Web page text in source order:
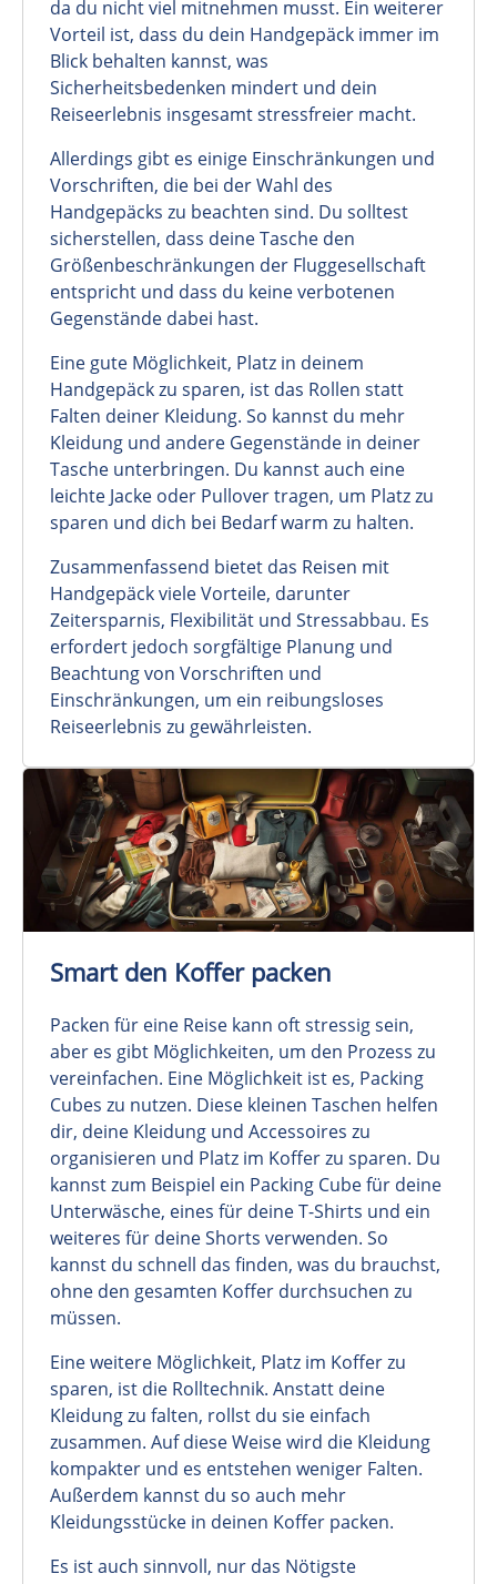
da du nicht viel mitnehmen musst. Ein weiterer
Vorteil ist, dass du dein Handgepäck immer im
Blick behalten kannst, was
Sicherheitsbedenken mindert und dein
Reiseerlebnis insgesamt stressfreier macht.
Allerdings gibt es einige Einschränkungen und
Vorschriften, die bei der Wahl des
Handgepäcks zu beachten sind. Du solltest
sicherstellen, dass deine Tasche den
Größenbeschränkungen der Fluggesellschaft
entspricht und dass du keine verbotenen
Gegenstände dabei hast.
Eine gute Möglichkeit, Platz in deinem
Handgepäck zu sparen, ist das Rollen statt
Falten deiner Kleidung. So kannst du mehr
Kleidung und andere Gegenstände in deiner
Tasche unterbringen. Du kannst auch eine
leichte Jacke oder Pullover tragen, um Platz zu
sparen und dich bei Bedarf warm zu halten.
Zusammenfassend bietet das Reisen mit
Handgepäck viele Vorteile, darunter
Zeitersparnis, Flexibilität und Stressabbau. Es
erfordert jedoch sorgfältige Planung und
Beachtung von Vorschriften und
Einschränkungen, um ein reibungsloses
Reiseerlebnis zu gewährleisten.
Smart den Koffer packen
Packen für eine Reise kann oft stressig sein,
aber es gibt Möglichkeiten, um den Prozess zu
vereinfachen. Eine Möglichkeit ist es, Packing
Cubes zu nutzen. Diese kleinen Taschen helfen
dir, deine Kleidung und Accessoires zu
organisieren und Platz im Koffer zu sparen. Du
kannst zum Beispiel ein Packing Cube für deine
Unterwäsche, eines für deine T-Shirts und ein
weiteres für deine Shorts verwenden. So
kannst du schnell das finden, was du brauchst,
ohne den gesamten Koffer durchsuchen zu
müssen.
Eine weitere Möglichkeit, Platz im Koffer zu
sparen, ist die Rolltechnik. Anstatt deine
Kleidung zu falten, rollst du sie einfach
zusammen. Auf diese Weise wird die Kleidung
kompakter und es entstehen weniger Falten.
Außerdem kannst du so auch mehr
Kleidungsstücke in deinen Koffer packen.
Es ist auch sinnvoll, nur das Nötigste